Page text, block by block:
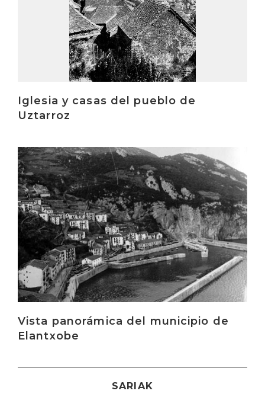
Iglesia y casas del pueblo de
Uztarroz
Vista panorámica del municipio de
Elantxobe
Irakurri
SARIAK